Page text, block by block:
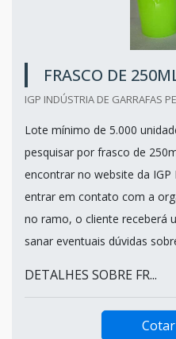
FRASCO DE
IGP INDÚSTRIA DE GARRAFAS
Lote mínimo de 5.000
pesquisar por frasco de
encontrar no website da IGP
entrar em contato com a
no ramo, o cliente receberá
sanar eventuais dúvidas
DETALHES SOBRE FR...